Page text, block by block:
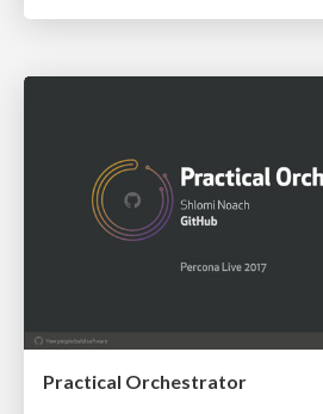
Practical Orchestrator